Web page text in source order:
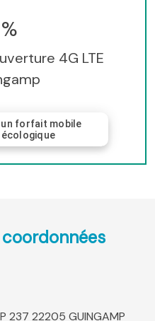
4G LTE
un forfait mobile
237 22205 GUINGAMP